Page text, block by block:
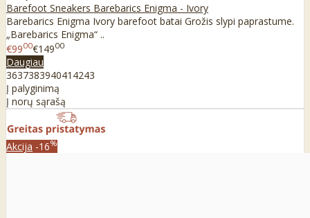
Barefoot Sneakers Barebarics Enigma - Ivory
Barebarics Enigma Ivory barefoot batai Grožis slypi paprastume.
„Barebarics Enigma“ ..
€9900€14900
Daugiau
363738394041 4243
Į palyginimą
Į norų sąrašą
Akcija -16%